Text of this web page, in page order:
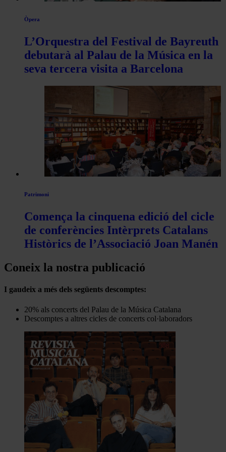
Òpera
L’Orquestra del Festival de Bayreuth
debutarà al Palau de la Música en la
seva tercera visita a Barcelona
Patrimoni
Comença la cinquena edició del cicle
de conferències Intèrprets Catalans
Històrics de l’Associació Joan Manén
Coneix la nostra publicació
I gaudeix a més dels següents descomptes:
20% als concerts del Palau de la Música Catalana
Descomptes a altres cicles de concerts col·laboradors